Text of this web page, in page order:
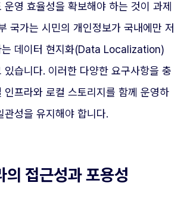
운영 효율성을 확보해야 하는 것이 과제
국가는 시민의 개인정보가 국내에만 저
는 데이터 현지화(Data Localization)
있습니다. 이러한 다양한 요구사항을 충
인프라와 로컬 스토리지를 함께 운영하
관성을 유지해야 합니다.
의 접근성과 포용성